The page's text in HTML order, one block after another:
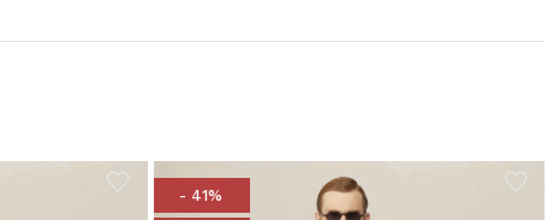
- 41%